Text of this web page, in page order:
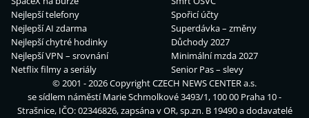
Nejlepší telefony
Nejlepší AI zdarma
Nejlepší chytré hodinky
Nejlepší VPN – srovnání
Netflix filmy a seriály
Spořicí účty
Superdávka – změny
Důchody 2027
Minimální mzda 2027
Senior Pas – slevy
© 2001 - 2026 CopyrightCZECH NEWS CENTER a.s.
se sídlem náměstí Marie Schmolkové 3493/1, 100 00 Praha 10 -
Strašnice, IČO: 02346826, zapsána v OR, sp.zn. B 19490 a dodavatelé